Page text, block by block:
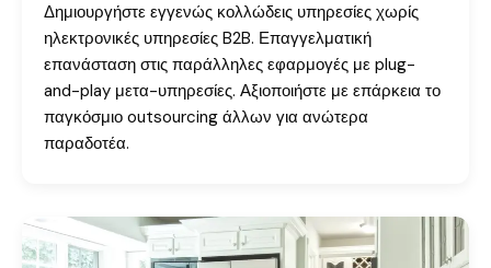
Δημιουργήστε εγγενώς κολλώδεις υπηρεσίες χωρίς
ηλεκτρονικές υπηρεσίες B2B. Επαγγελματική
επανάσταση στις παράλληλες εφαρμογές με plug-
and-play μετα-υπηρεσίες. Αξιοποιήστε με επάρκεια το
παγκόσμιο outsourcing άλλων για ανώτερα
παραδοτέα.